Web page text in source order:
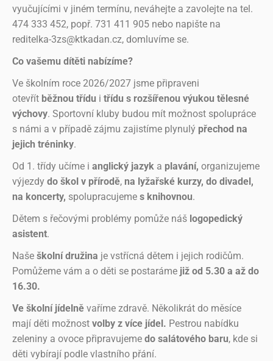
vyučujícími v jiném termínu, neváhejte a zavolejte na tel.
474 333 452, popř. 731 411 905 nebo napište na
reditelka-3zs@ktkadan.cz, domluvíme se.
Co vašemu dítěti nabízíme?
Ve školním roce 2026/2027 jsme připraveni
otevřít běžnou třídu i třídu s rozšířenou výukou tělesné
výchovy. Sportovní kluby budou mít možnost spolupráce
s námi a v případě zájmu zajistíme plynulý přechod na
jejich tréninky.
Od 1. třídy učíme i anglický jazyk a plavání, organizujeme
výjezdy do škol v přírodě, na lyžařské kurzy, do divadel,
na koncerty, spolupracujeme s knihovnou.
Dětem s řečovými problémy pomůže náš logopedický
asistent.
Naše školní družina je vstřícná dětem i jejich rodičům.
Pomůžeme vám a o děti se postaráme již od 5.30 a až do
16.30.
Ve školní jídelně vaříme zdravě. Několikrát do měsíce
mají děti možnost volby z více jídel. Pestrou nabídku
zeleniny a ovoce připravujeme do salátového baru, kde si
děti vybírají podle vlastního přání.